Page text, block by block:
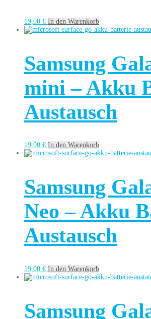
19,00 € In den Warenkorb
Samsung
mini – Akku
Austausch
19,00 € In den Warenkorb
Samsung
Neo – Akku
Austausch
19,00 € In den Warenkorb
Samsung